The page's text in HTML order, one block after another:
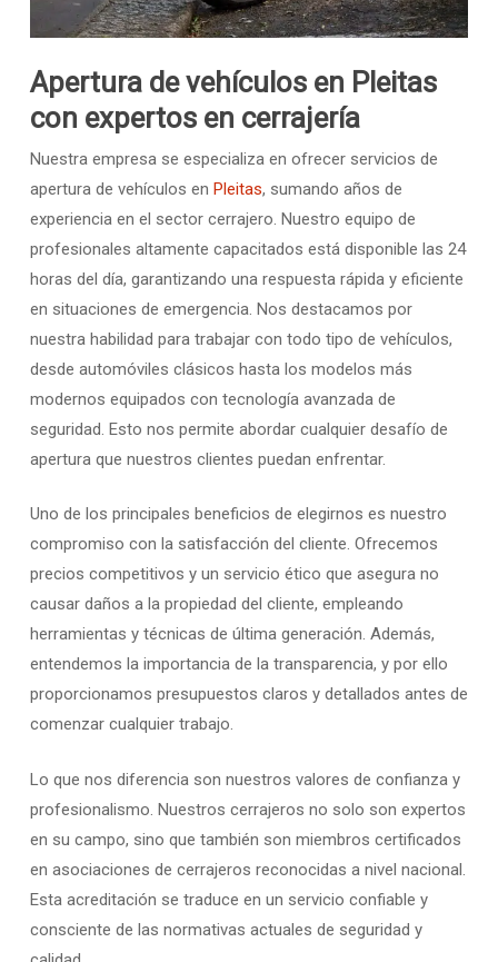
Apertura de vehículos en Pleitas
con expertos en cerrajería
Nuestra empresa se especializa en ofrecer servicios de
apertura de vehículos en Pleitas, sumando años de
experiencia en el sector cerrajero. Nuestro equipo de
profesionales altamente capacitados está disponible las 24
horas del día, garantizando una respuesta rápida y eficiente
en situaciones de emergencia. Nos destacamos por
nuestra habilidad para trabajar con todo tipo de vehículos,
desde automóviles clásicos hasta los modelos más
modernos equipados con tecnología avanzada de
seguridad. Esto nos permite abordar cualquier desafío de
apertura que nuestros clientes puedan enfrentar.
Uno de los principales beneficios de elegirnos es nuestro
compromiso con la satisfacción del cliente. Ofrecemos
precios competitivos y un servicio ético que asegura no
causar daños a la propiedad del cliente, empleando
herramientas y técnicas de última generación. Además,
entendemos la importancia de la transparencia, y por ello
proporcionamos presupuestos claros y detallados antes de
comenzar cualquier trabajo.
Lo que nos diferencia son nuestros valores de confianza y
profesionalismo. Nuestros cerrajeros no solo son expertos
en su campo, sino que también son miembros certificados
en asociaciones de cerrajeros reconocidas a nivel nacional.
Esta acreditación se traduce en un servicio confiable y
consciente de las normativas actuales de seguridad y